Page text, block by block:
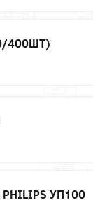
400ШТ)
УП100